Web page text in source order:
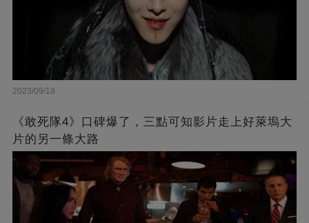
2023/09/18
《敢死隊4》口碑爆了，三點可知影片走上好萊塢大
片的另一條大路